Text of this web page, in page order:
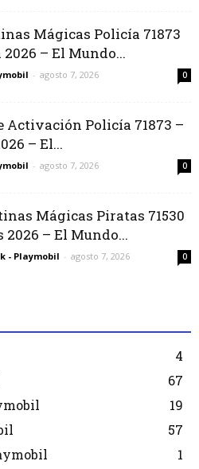
Mágicas Policía 71873
– El Mundo...
- agosto 7, 2026 0
Activación Policía 71873 –
– El...
- agosto 7, 2026 0
Mágicas Piratas 71530
– El Mundo...
- Playmobil - agosto 7, 2026 0
4
67
19
57
1